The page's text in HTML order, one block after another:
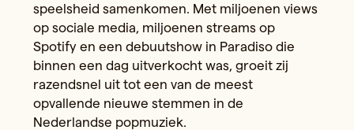
speelsheid samenkomen. Met miljoenen views
op sociale media, miljoenen streams op
Spotify en een debuutshow in Paradiso die
binnen een dag uitverkocht was, groeit zij
razendsnel uit tot een van de meest
opvallende nieuwe stemmen in de
Nederlandse popmuziek.